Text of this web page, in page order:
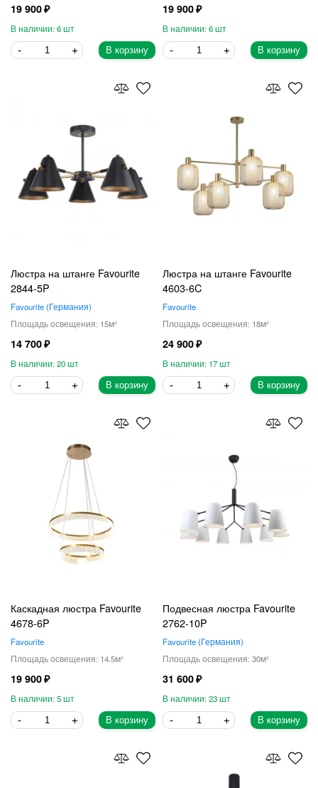
19 900
6
В корзину
19 900
6
В корзину
Люстра на штанге Favourite
2844-5P
Favourite Германия
15
14 700
20
В корзину
Люстра на штанге Favourite
4603-6C
Favourite
18
24 900
17
В корзину
Каскадная люстра Favourite
4678-6P
Favourite
14.5
19 900
5
В корзину
Подвесная люстра Favourite
2762-10P
Favourite Германия
30
31 600
23
В корзину